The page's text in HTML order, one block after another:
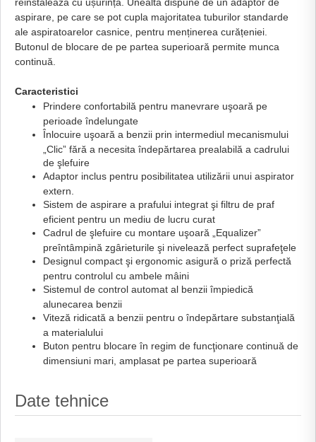
aspirare, pe care se pot cupla majoritatea tuburilor standarde
ale aspiratoarelor casnice, pentru menținerea curățeniei.
Butonul de blocare de pe partea superioară permite munca
continuă.
Caracteristici
Prindere confortabilă pentru manevrare uşoară pe
perioade îndelungate
Înlocuire uşoară a benzii prin intermediul mecanismului
„Clic” fără a necesita îndepărtarea prealabilă a cadrului
de şlefuire
Adaptor inclus pentru posibilitatea utilizării unui aspirator
extern.
Sistem de aspirare a prafului integrat şi filtru de praf
eficient pentru un mediu de lucru curat
Cadrul de şlefuire cu montare uşoară „Equalizer”
preîntâmpină zgârieturile şi nivelează perfect suprafeţele
Designul compact şi ergonomic asigură o priză perfectă
pentru controlul cu ambele mâini
Sistemul de control automat al benzii împiedică
alunecarea benzii
Viteză ridicată a benzii pentru o îndepărtare substanţială
a materialului
Buton pentru blocare în regim de funcţionare continuă de
dimensiuni mari, amplasat pe partea superioară
Date tehnice